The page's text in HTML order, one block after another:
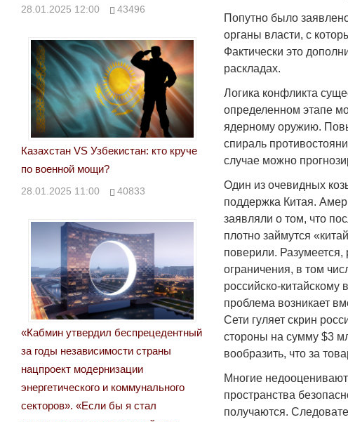
Попутно было
органы власти, с
Фактически это
раскладах.
Логика конфликта
определенном этапе
ядерному оружию.
спираль
случае можно
Один из очевидных
поддержка Китая.
заявляли о том, что
плотно займутся
поверили.
ограничения, в том
российско-
проблема возникает
Сети гуляет скрин
стороны на сумму $3
вообразить, что за
Многие
пространства
получаются.
28.01.2025 12:00 43496
Казахстан VS Узбекистан: кто круче
по военной мощи?
28.01.2025 11:00 40833
«Кабмин утвердил беспрецедентный
за годы независимости страны
нацпроект модернизации
энергетического и коммунального
секторов». «Если бы я стал